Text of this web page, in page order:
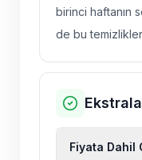
birinci haftanın
de bu temizlikler
Fiyata Dahil